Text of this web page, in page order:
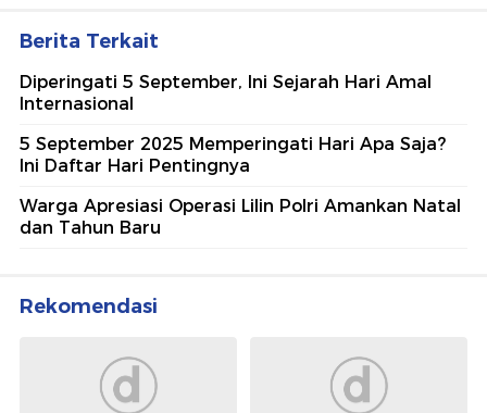
Berita Terkait
Diperingati 5 September, Ini Sejarah Hari Amal
Internasional
5 September 2025 Memperingati Hari Apa Saja?
Ini Daftar Hari Pentingnya
Warga Apresiasi Operasi Lilin Polri Amankan Natal
dan Tahun Baru
Rekomendasi